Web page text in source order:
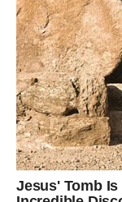
Stabilnost–
planovi za
Nevreme se
Decembar je
vremena vidi
to je sudbinski